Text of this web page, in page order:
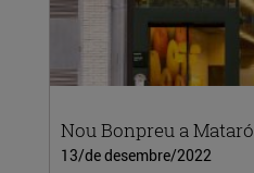
Nou Bonpreu a Mataró
13/de desembre/2022